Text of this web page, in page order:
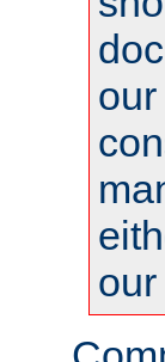
our